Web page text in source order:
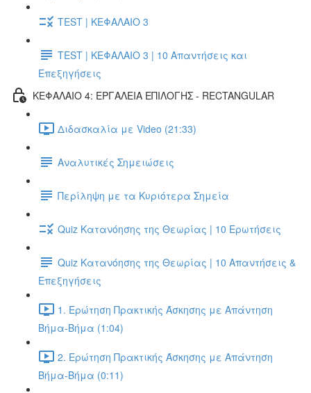
TEST | ΚΕΦΑΛΑΙΟ 3
TEST | ΚΕΦΑΛΑΙΟ 3 | 10 Απαντήσεις και
Επεξηγήσεις
ΚΕΦΑΛΑΙΟ 4: ΕΡΓΑΛΕΙΑ ΕΠΙΛΟΓΗΣ - RECTANGULAR
Διδασκαλία με Video (21:33)
Αναλυτικές Σημειώσεις
Περίληψη με τα Κυριότερα Σημεία
Quiz Κατανόησης της Θεωρίας | 10 Ερωτήσεις
Quiz Κατανόησης της Θεωρίας | 10 Απαντήσεις &
Επεξηγήσεις
1. Ερώτηση Πρακτικής Άσκησης με Απάντηση
Βήμα-Βήμα (1:04)
2. Ερώτηση Πρακτικής Άσκησης με Απάντηση
Βήμα-Βήμα (0:11)